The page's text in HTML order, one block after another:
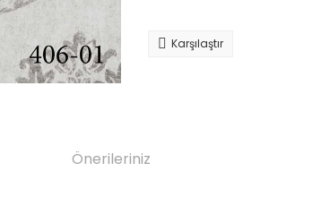
Karşılaştır
Önerileriniz